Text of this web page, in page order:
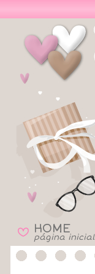
B HOME
página inicial